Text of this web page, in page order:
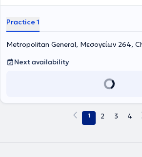
Practice 1
Metropolitan General, Μεσογείων 264,
Next availability
1 2 3 4